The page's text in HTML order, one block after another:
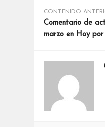
CONTENIDO
Comentario de
marzo en Hoy